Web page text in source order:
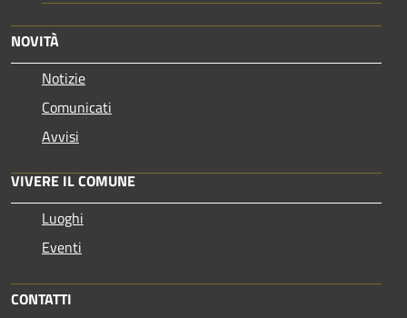
NOVITÀ
Notizie
Comunicati
Avvisi
VIVERE IL COMUNE
Luoghi
Eventi
CONTATTI